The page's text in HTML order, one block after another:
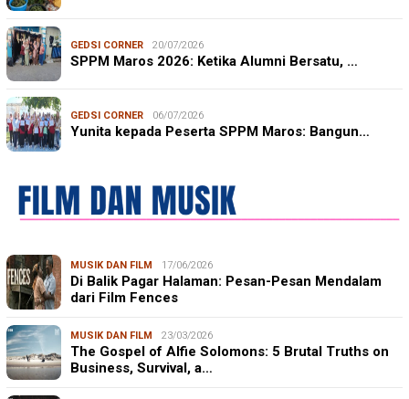
GEDSI CORNER 20/07/2026
SPPM Maros 2026: Ketika Alumni Bersatu, …
GEDSI CORNER 06/07/2026
Yunita kepada Peserta SPPM Maros: Bangun…
MUSIK DAN FILM 17/06/2026
Di Balik Pagar Halaman: Pesan-Pesan Mendalam
dari Film Fences
MUSIK DAN FILM 23/03/2026
The Gospel of Alfie Solomons: 5 Brutal Truths on
Business, Survival, a…